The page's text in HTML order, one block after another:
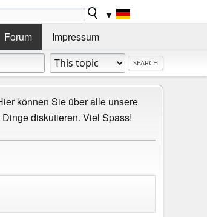
▼
Forum Impressum
können Sie über alle unsere
diskutieren. Viel Spass!